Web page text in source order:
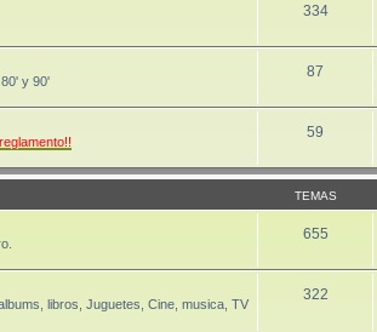
334
y 90'
87
reglamento!!
59
TEMAS
655
libros, Juguetes, Cine, musica, TV
322